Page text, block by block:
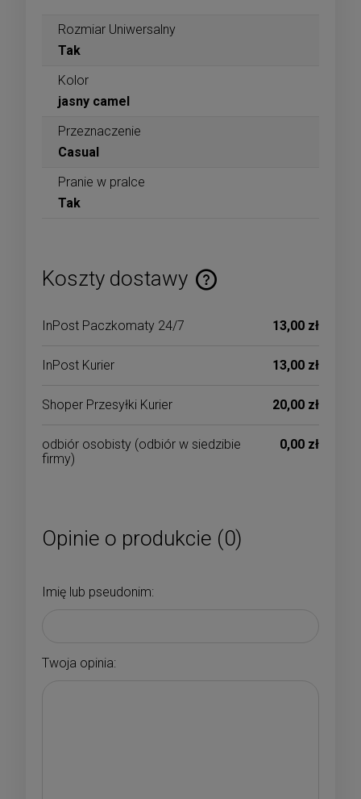
Rozmiar Uniwersalny
Tak
Kolor
jasny camel
Przeznaczenie
Casual
Pranie w pralce
Tak
Koszty dostawy
Cena nie zawiera ewentualnych kosztów płatności
InPost Paczkomaty 24/7 13,00 zł
InPost Kurier 13,00 zł
Shoper Przesyłki Kurier 20,00 zł
odbiór osobisty (odbiór w siedzibie
firmy)
0,00 zł
Opinie o produkcie (0)
Imię lub pseudonim:
Twoja opinia: